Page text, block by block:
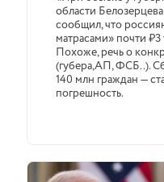
области
сообщил, что
матрасами» почти
Похоже, речь о
(губера,АП, ФСБ..).
140 млн граждан —
погрешность.